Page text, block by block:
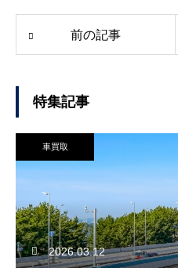
前の記事
特集記事
車買取
2026.03.12